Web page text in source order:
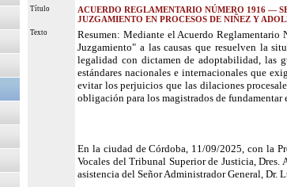
Título
ACUERDO REGLAMENTARIO NÚMERO 1916 —
JUZGAMIENTO EN PROCESOS DE NIÑEZ Y
Texto
Resumen: Mediante el Acuerdo
Juzgamiento" a las causas que resuelven la
legalidad con dictamen de adoptabilidad, las
estándares nacionales e internacionales que
evitar los perjuicios que las dilaciones
obligación para los magistrados de fundamentar
En la ciudad de Córdoba, 11/09/2025, con la
Vocales del Tribunal Superior de Justicia,
asistencia del Señor Administrador General, Dr.